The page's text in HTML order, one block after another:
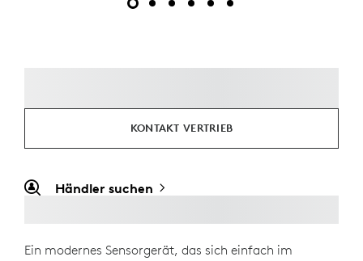
KONTAKT VERTRIEB
Händler suchen
Ein modernes Sensorgerät, das sich einfach im